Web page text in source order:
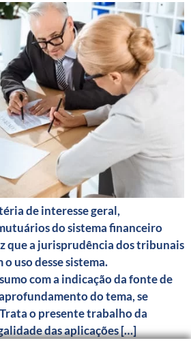
de interesse geral,
do sistema financeiro
que a jurisprudência dos tribunais
uso desse sistema.
com a indicação da fonte de
do tema, se
o presente trabalho da
das aplicações […]